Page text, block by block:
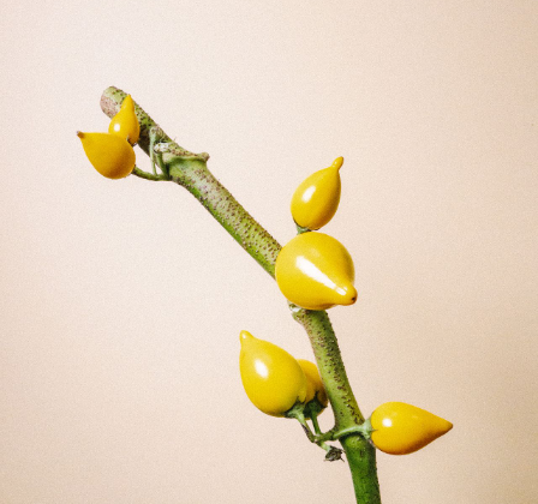
届いたお花に元気がなかったら？
もし届いたお花に「枯れている」「折れている」などの
不備があった場合は、些細なことでもお気軽にサポート
までご連絡ください。ご返金にて補償いたします。